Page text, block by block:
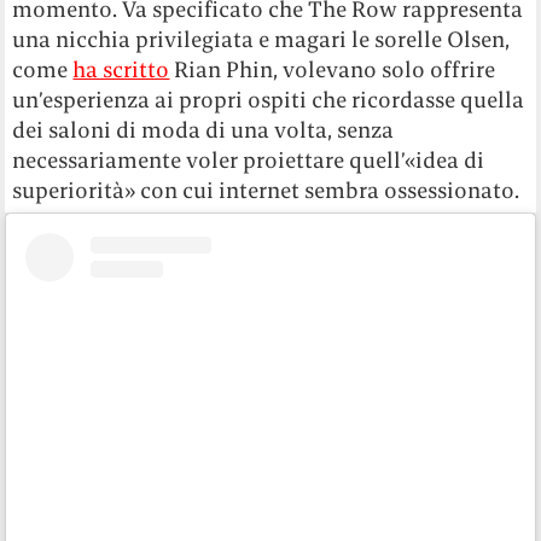
momento. Va specificato che The Row rappresenta
una nicchia privilegiata e magari le sorelle Olsen,
come ha scritto Rian Phin, volevano solo offrire
un’esperienza ai propri ospiti che ricordasse quella
dei saloni di moda di una volta, senza
necessariamente voler proiettare quell’«idea di
superiorità» con cui internet sembra ossessionato.